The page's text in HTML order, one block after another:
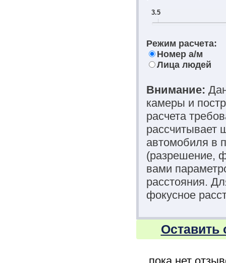
3.5
Режим расчета:
Номер а/м
Лица людей
Внимание:
камеры и
расчета
рассчитывает
автомобиля в
(разрешение,
вами
расстояния.
фокусное
Оставить